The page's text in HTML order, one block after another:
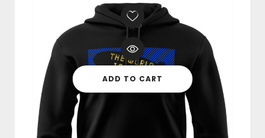
ADD TO CART